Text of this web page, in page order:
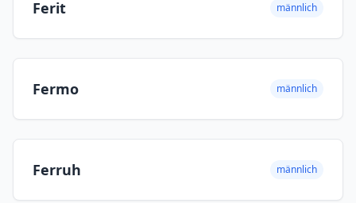
Ferit männlich
Fermo männlich
Ferruh männlich